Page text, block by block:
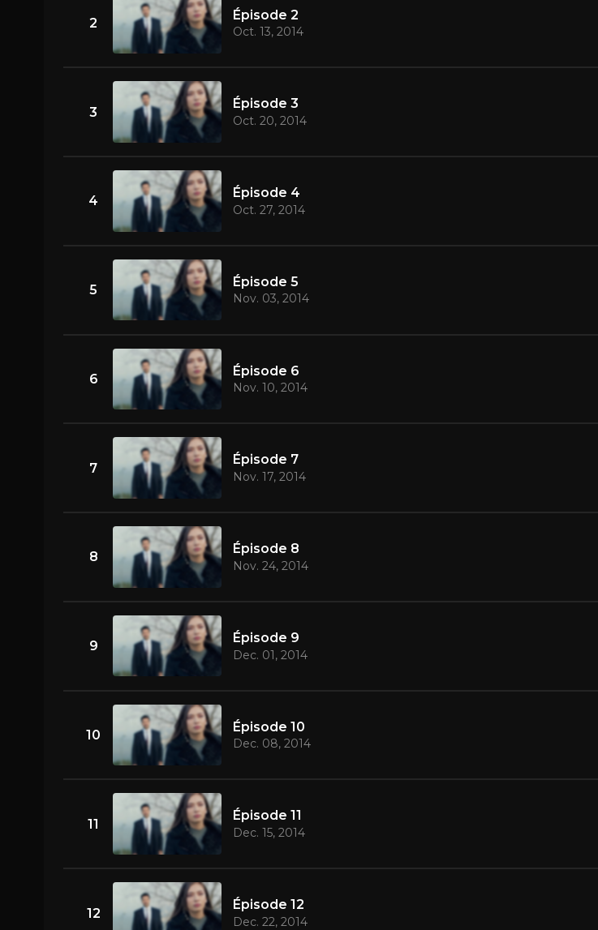
2
Épisode 2
Oct. 13, 2014
3
Épisode 3
Oct. 20, 2014
4
Épisode 4
Oct. 27, 2014
5
Épisode 5
Nov. 03, 2014
6
Épisode 6
Nov. 10, 2014
7
Épisode 7
Nov. 17, 2014
8
Épisode 8
Nov. 24, 2014
9
Épisode 9
Dec. 01, 2014
10
Épisode 10
Dec. 08, 2014
11
Épisode 11
Dec. 15, 2014
12
Épisode 12
Dec. 22, 2014